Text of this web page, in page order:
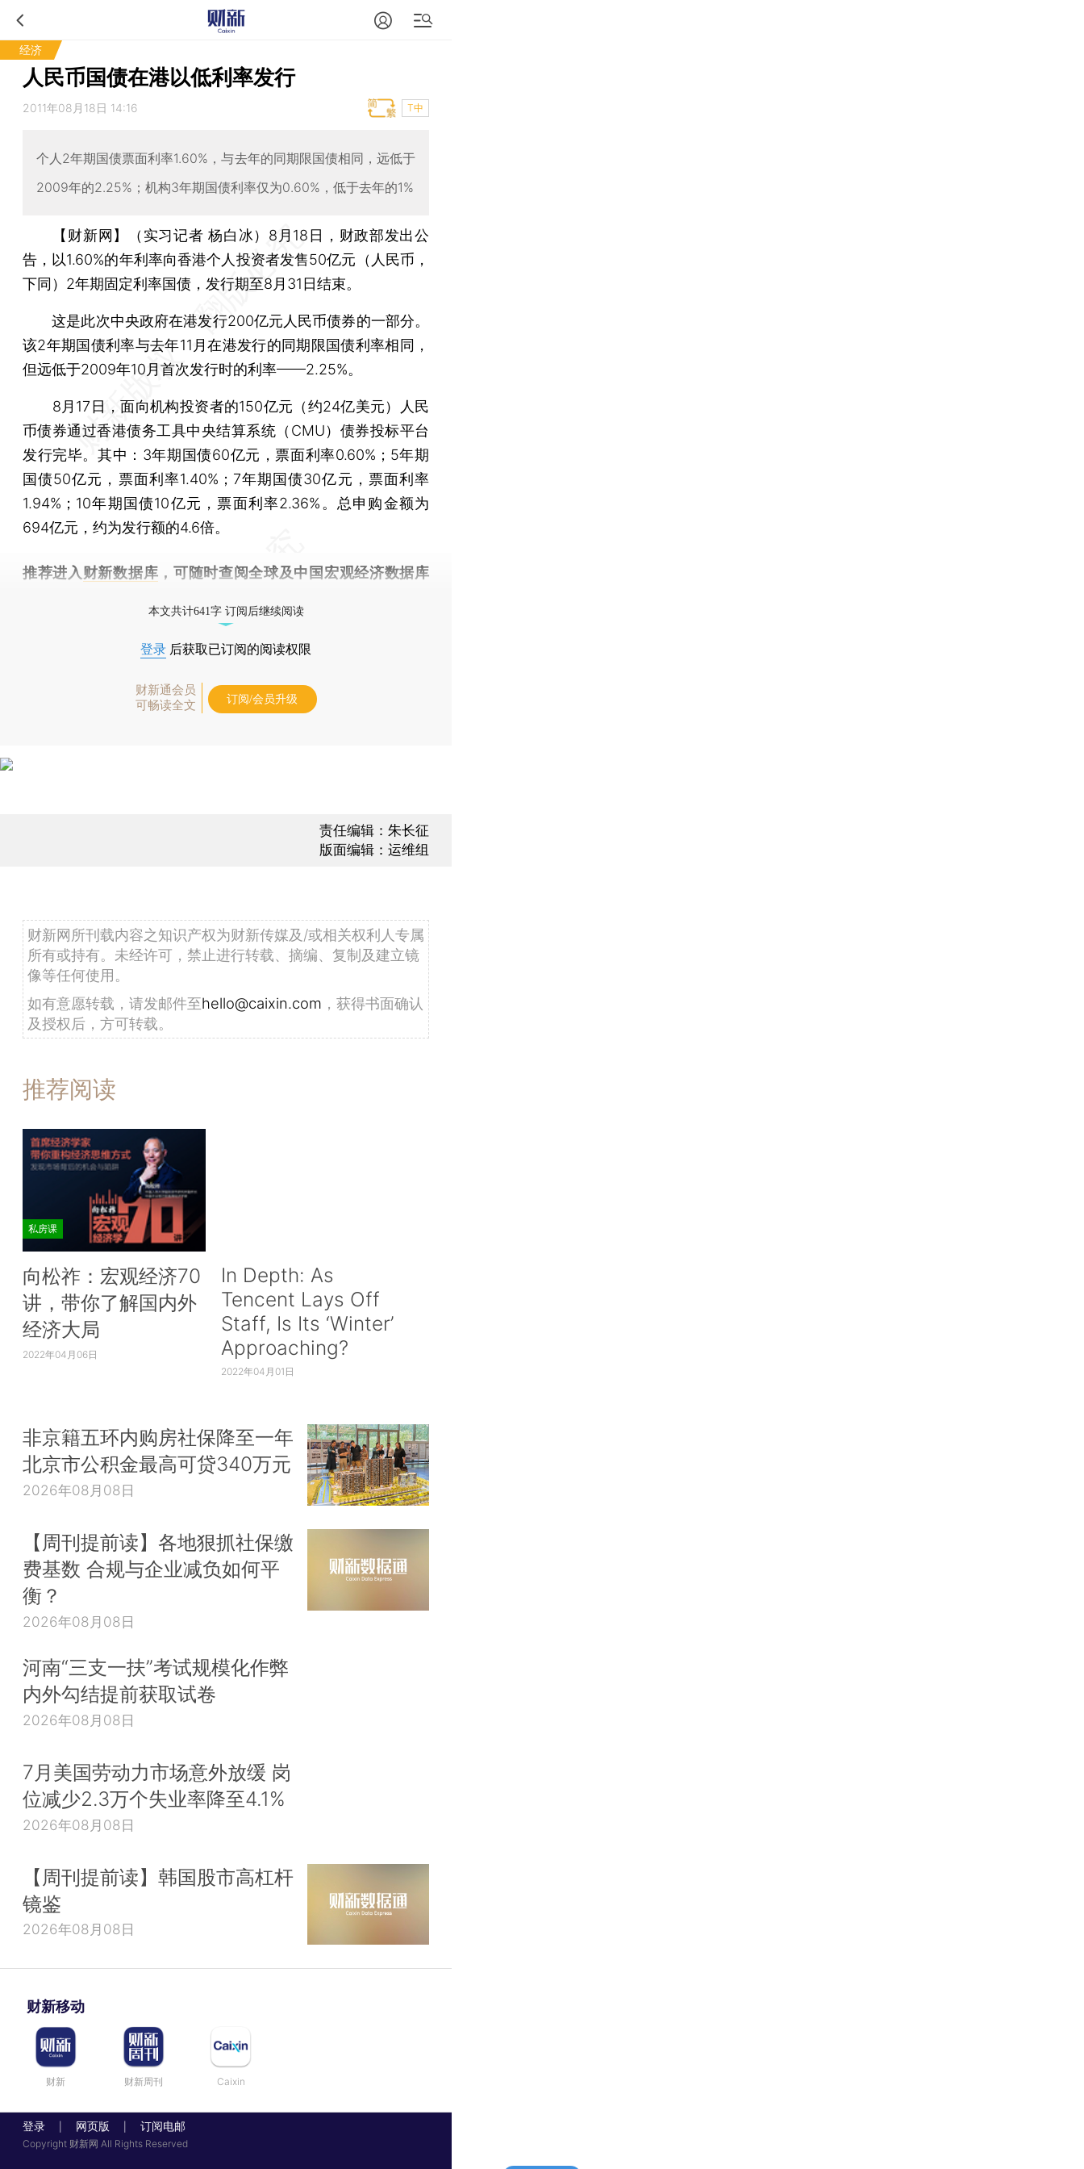
经济
人民币国债在港以低利率发行
2011年08月18日 14:16 T中
个人2年期国债票面利率1.60%，与去年的同期限国债相同，远低于
2009年的2.25%；机构3年期国债利率仅为0.60%，低于去年的1%
【财新网】（实习记者 杨白冰） 8月18日，财政部发出公
告，以1.60%的年利率向香港个人投资者发售50亿元（人民币，
下同）2年期固定利率国债，发行期至8月31日结束。
这是此次中央政府在港发行200亿元人民币债券的一部分。
该2年期国债利率与去年11月在港发行的同期限国债利率相同，
但远低于2009年10月首次发行时的利率——2.25%。
8月17日，面向机构投资者的150亿元（约24亿美元）人民
币债券通过香港债务工具中央结算系统（CMU）债券投标平台
发行完毕。其中：3年期国债60亿元，票面利率0.60%；5年期
国债50亿元，票面利率1.40%；7年期国债30亿元，票面利率
1.94%；10年期国债10亿元，票面利率2.36%。总申购金额为
694亿元，约为发行额的4.6倍。
推荐进入 财新数据库 ，可随时查阅全球及中国宏观经济数据库
本文共计641字 订阅后继续阅读
登录 后获取已订阅的阅读权限
财新通会员
可畅读全文
订阅/会员升级
责任编辑：朱长征
版面编辑：运维组
财新网所刊载内容之知识产权为财新传媒及/或相关权利人专属
所有或持有。未经许可，禁止进行转载、摘编、复制及建立镜
像等任何使用。
如有意愿转载，请发邮件至hello@caixin.com ，获得书面确认
及授权后，方可转载。
推荐阅读
私房课
向松祚：宏观经济70
讲，带你了解国内外
经济大局
2022年04月06日
In Depth: As
Tencent Lays Off
Staff, Is Its ‘Winter’
Approaching?
2022年04月01日
非京籍五环内购房社保降至一年
北京市公积金最高可贷340万元
2026年08月08日
【周刊提前读】各地狠抓社保缴
费基数 合规与企业减负如何平
衡？
2026年08月08日
河南“三支一扶”考试规模化作弊
内外勾结提前获取试卷
2026年08月08日
7月美国劳动力市场意外放缓 岗
位减少2.3万个失业率降至4.1%
2026年08月08日
【周刊提前读】韩国股市高杠杆
镜鉴
2026年08月08日
财新移动
财新 财新周刊 Caixin
登录 网页版 订阅电邮
Copyright 财新网 All Rights Reserved